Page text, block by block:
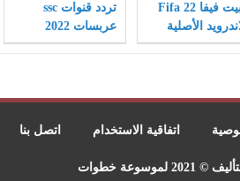
تثبيت فيفا Fifa 22
الأصلية
إصدار
تردد قنوات ssc
عربسات 2022
اتفاقية الاستخدام اتصل بنا
خطوات